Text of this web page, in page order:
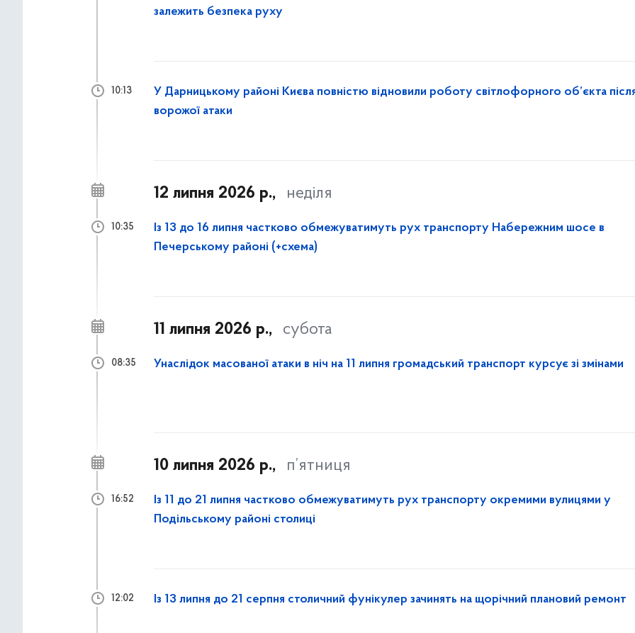
залежить безпека руху
У Дарницькому районі Києва повністю відновили роботу світлофорного об’єкта
ворожої атаки
10:13
12 липня 2026 р., неділя
Із 13 до 16 липня частково обмежуватимуть рух транспорту Набережним шосе в
Печерському районі (+схема)
10:35
11 липня 2026 р., субота
Унаслідок масованої атаки в ніч на 11 липня громадський транспорт курсує зі змінами
08:35
10 липня 2026 р., п’ятниця
Із 11 до 21 липня частково обмежуватимуть рух транспорту окремими вулицями у
Подільському районі столиці
16:52
Із 13 липня до 21 серпня столичний фунікулер зачинять на щорічний плановий ремонт
12:02